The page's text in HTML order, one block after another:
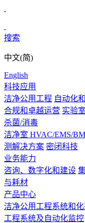
搜索
中文(简)
English
科技应用
洁净公用工程 自动化
合规和卓越运营 实验
杀菌/消毒
洁净室 HVAC/EMS/
测解决方案 密闭科技
业务能力
咨询、数字化和建设
与耗材
产品中心
洁净公用工程系统和
工程系统及自动化监控